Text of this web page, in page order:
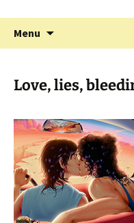
Menu
Love, lies,